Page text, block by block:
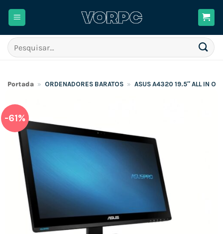
Pesquisar
por:
Portada » ORDENADORES BARATOS » ASUS A4320 19.5″ ALL IN
-61%